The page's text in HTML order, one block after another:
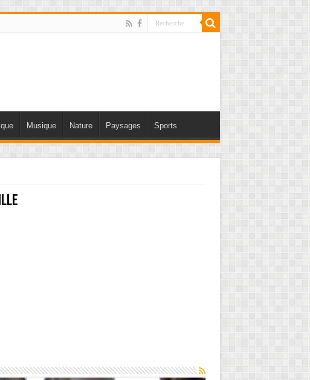
Musique Nature Paysages Sports